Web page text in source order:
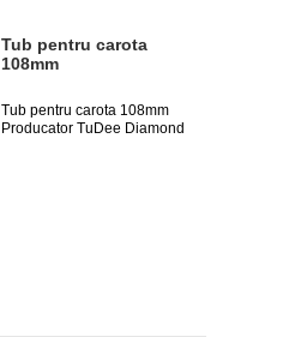
Tub pentru carota
108mm
Tub pentru carota 108mm
Producator TuDee Diamond